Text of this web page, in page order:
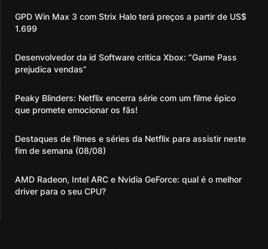
GPD Win Max 3 com Strix Halo terá preços a partir de US$
1.699
Desenvolvedor da id Software critica Xbox: “Game Pass
prejudica vendas”
Peaky Blinders: Netflix encerra série com um filme épico
que promete emocionar os fãs!
Destaques de filmes e séries da Netflix para assistir neste
fim de semana (08/08)
AMD Radeon, Intel ARC e Nvidia GeForce: qual é o melhor
driver para o seu CPU?